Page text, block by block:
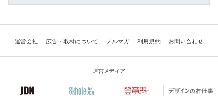
運営会社 広告・取材について メルマガ 利用規約 お問い合わせ
運営メディア